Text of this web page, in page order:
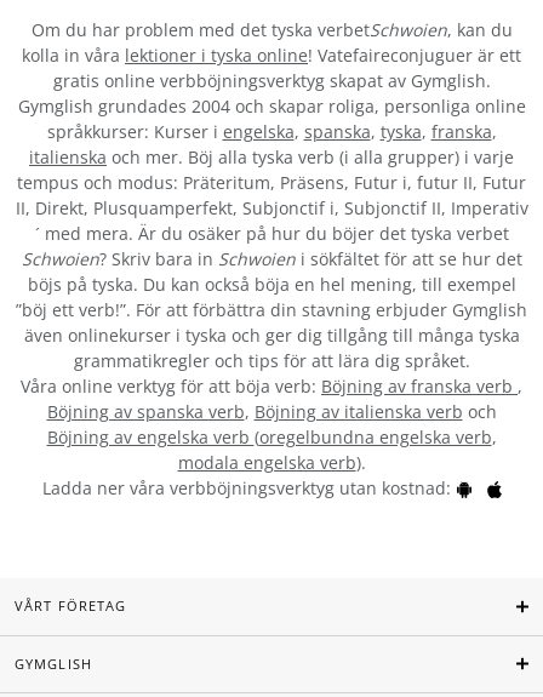
Om du har problem med det tyska verbetSchwoien, kan du
kolla in våra lektioner i tyska online! Vatefaireconjuguer är ett
gratis online verbböjningsverktyg skapat av Gymglish.
Gymglish grundades 2004 och skapar roliga, personliga online
språkkurser: Kurser i engelska, spanska, tyska, franska,
italienska och mer. Böj alla tyska verb (i alla grupper) i varje
tempus och modus: Präteritum, Präsens, Futur i, futur II, Futur
II, Direkt, Plusquamperfekt, Subjonctif i, Subjonctif II, Imperativ
´ med mera. Är du osäker på hur du böjer det tyska verbet
Schwoien? Skriv bara in Schwoieni sökfältet för att se hur det
böjs på tyska. Du kan också böja en hel mening, till exempel
”böj ett verb!”. För att förbättra din stavning erbjuder Gymglish
även onlinekurser i tyska och ger dig tillgång till många tyska
grammatikregler och tips för att lära dig språket.
Våra online verktyg för att böja verb: Böjning av franska verb ,
Böjning av spanska verb, Böjning av italienska verb och
Böjning av engelska verb (oregelbundna engelska verb,
modala engelska verb).
Ladda ner våra verbböjningsverktyg utan kostnad:
VÅRT FÖRETAG
GYMGLISH